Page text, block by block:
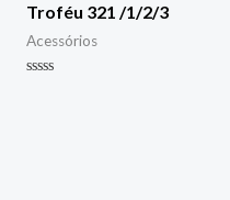
Troféu 321 /1/2/3
Acessórios